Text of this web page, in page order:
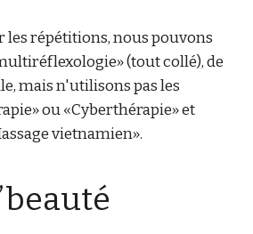
les répétitions, nous pouvons
(tout collé), de
mais n'utilisons pas les
ou «Cyberthérapie» et
vietnamien».